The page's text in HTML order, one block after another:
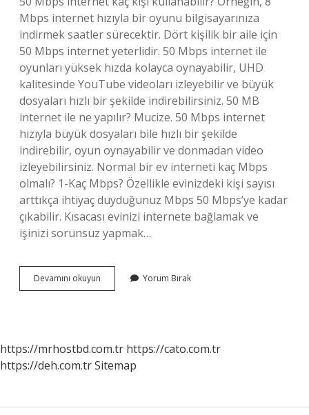
Mbps internet hızıyla bir oyunu bilgisayarınıza
indirmek saatler sürecektir. Dört kişilik bir aile için
50 Mbps internet yeterlidir. 50 Mbps internet ile
oyunları yüksek hızda kolayca oynayabilir, UHD
kalitesinde YouTube videoları izleyebilir ve büyük
dosyaları hızlı bir şekilde indirebilirsiniz. 50 MB
internet ile ne yapılır? Mucize. 50 Mbps internet
hızıyla büyük dosyaları bile hızlı bir şekilde
indirebilir, oyun oynayabilir ve donmadan video
izleyebilirsiniz. Normal bir ev interneti kaç Mbps
olmalı? 1-Kaç Mbps? Özellikle evinizdeki kişi sayısı
arttıkça ihtiyaç duyduğunuz Mbps 50 Mbps’ye kadar
çıkabilir. Kısacası evinizi internete bağlamak ve
işinizi sorunsuz yapmak…
Devamını okuyun
Internet
Yorum Bırak
https://mrhostbd.com.tr https://cato.com.tr
https://deh.com.trSitemap